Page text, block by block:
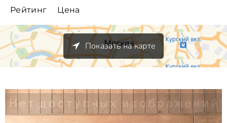
Рейтинг Цена
Показать на карте